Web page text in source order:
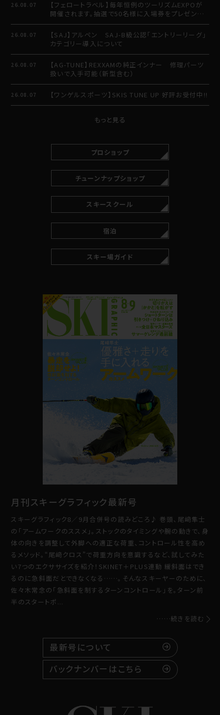
26.08.07
【フェロートラベル】毎年恒例のツーリズムEXPOが
開催されます。抽選で50名様に入場券をプレゼント
させていただきます。
26.08.07
【SAJ】アルペン SAJ-B級公認「エントリーリーグ」
カテゴリー導入について
26.08.07
【AG-TUNE】REXXAMの純正インナー 修理パーツ
扱いで入手可能（新型含む）
26.08.07 【ワンゲルスポーツ】SKIS TUNE UP 好評お受付中!!
もっと見る
プロショップ
チューンナップショップ
スキースクール
宿泊
スキー場ガイド
月刊スキーグラフィック最新号
スキーグラフィック8／9月合併号の読みどころ♪ 巻頭、尾﨑隼士
の「アームワークのススメ」。ストックのタイミングや腕の動きで、身
体の向きを調整して外脚への適正な荷重、コントロール性を高め
るメソッド。“尾﨑クロス”で荷重方向を意識するなど、試してみた
い7つのエクササイズを紹介！SKINET＋PLUS連動 緩斜面はでき
るのに急斜面だとできなくなる……。そんなスキーヤーのために、
佐々木常念の「急斜面を制するターンコントロール」を。ターン前
半のスタートポ...
……続きを読む
最新号について
バックナンバーはこちら